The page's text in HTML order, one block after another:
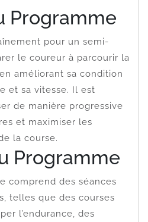
Programme
pour un semi-
le coureur à parcourir la
améliorant sa condition
et sa vitesse. Il est
de manière progressive
et maximiser les
la course.
Programme
comprend des séances
telles que des courses
l’endurance, des